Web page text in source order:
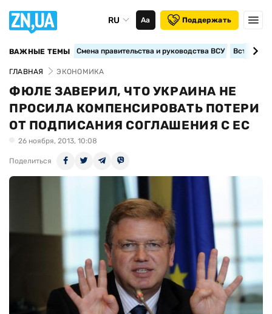
RU Аа Поддержать
ВАЖНЫЕ ТЕМЫ Смена правительства и руководства ВСУ
ГЛАВНАЯ ЭКОНОМИКА
ФЮЛЕ ЗАВЕРИЛ, ЧТО УКРАИНА НЕ
ПРОСИЛА КОМПЕНСИРОВАТЬ ПОТЕРИ
ОТ ПОДПИСАНИЯ СОГЛАШЕНИЯ С ЕС
26 ноября, 2013, 10:08
Поделиться